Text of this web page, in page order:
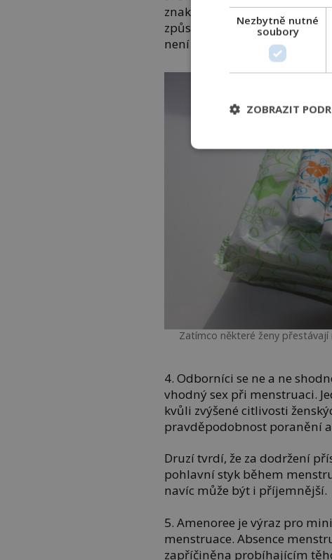
znaků. Každá žena prožívá
způsobem, podle odborníků
není tedy možné přesně
Zatímco některé ženy
4. Odborníci se ne a ne
vhodný sex při menstruaci.
kvůli zvýšené citlivosti
pravděpodobnost poranění
Druzí tvrdí, že za dodržení
pohlavní styk během
navíc může být i příjemnější.
5. Amenoree je výraz pro
menstruace. Absence
zapříčiněna probíhajícím
Nezbytně nutné
soubory
ZOBRAZIT